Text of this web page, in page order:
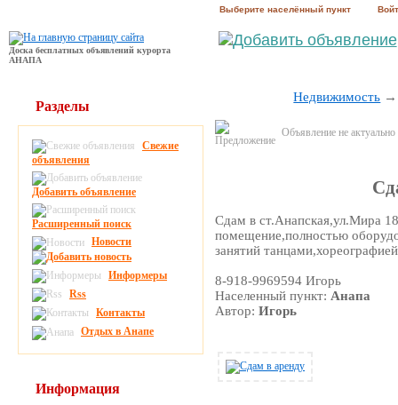
Выберите населённый пункт
Доска бесплатных объявлений курорта
АНАПА
Недвижимость
Объявление не
Сдам в ст.Анапская,ул.Мира
помещение,полностью
занятий
8-918-9969594 Игорь
Населенный пункт: Анапа
Автор:Игорь
Разделы
Свежие
объявления
Добавить объявление
Расширенный поиск
Новости
Информеры
Rss
Контакты
Отдых в Анапе
Информация